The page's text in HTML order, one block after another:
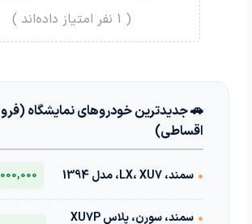
(
1 نفر امتیاز داده‌اند )
🚗 جدیدترین خودروهای نمایشگاه
اقساطی)
• سمند، LX، XU7، مدل 1394
• سمند، سورن، پلاس XU7P